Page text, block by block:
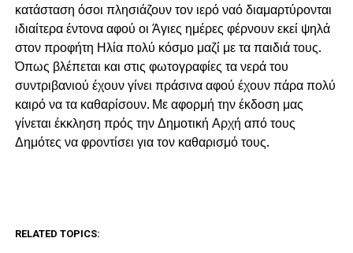
κατάσταση όσοι πλησιάζουν τον ιερό ναό διαμαρτύρονται
ιδιαίτερα έντονα αφού οι Άγιες ημέρες φέρνουν εκεί ψηλά
στον προφήτη Ηλία πολύ κόσμο μαζί με τα παιδιά τους.
Όπως βλέπεται και στις φωτογραφίες τα νερά του
συντριβανιού έχουν γίνει πράσινα αφού έχουν πάρα πολύ
καιρό να τα καθαρίσουν. Με αφορμή την έκδοση μας
γίνεται έκκληση πρός την Δημοτική Αρχή από τους
Δημότες να φροντίσει για τον καθαρισμό τους.
RELATED TOPICS: